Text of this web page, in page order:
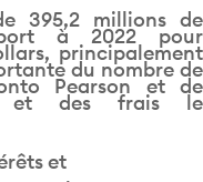
395,2 millions de
à 2022 pour
principalement
du nombre de
Pearson et de
et des frais le
et